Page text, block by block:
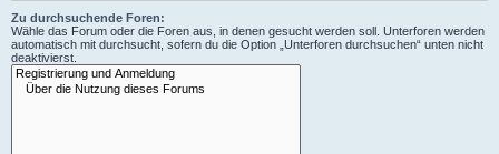
Zu durchsuchende Foren:
Wähle das Forum oder die Foren aus, in denen gesucht werden soll. Unterforen werden
automatisch mit durchsucht, sofern du die Option „Unterforen durchsuchen“ unten nicht
deaktivierst.